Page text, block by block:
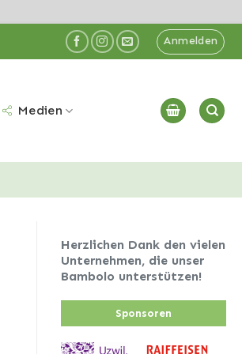
Anmelden
Medien
Herzlichen Dank den vielen
Unternehmen, die unser
Bambolo unterstützen!
Sponsoren